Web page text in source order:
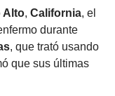
Alto, California, el
durante
, que trató usando
que sus últimas